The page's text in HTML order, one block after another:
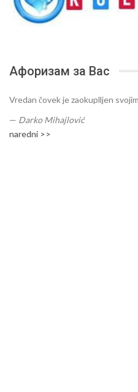
Афоризам за Вас
Vredan čovek je zaokuplljen
— Darko Mihajlović
naredni >>